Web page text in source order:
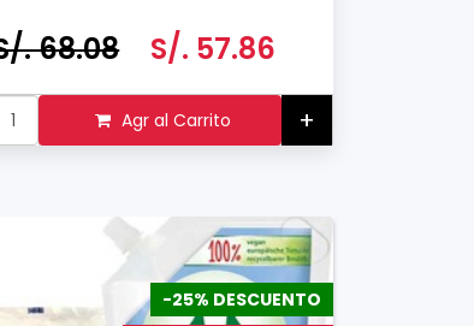
. 68.08 S/. 57.86
Agr al Carrito +
-25% DESCUENTO